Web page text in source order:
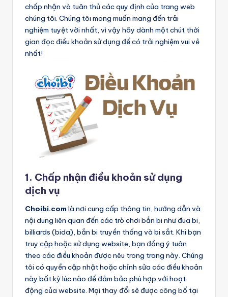
chấp nhận và tuân thủ các quy định của trang web
chúng tôi. Chúng tôi mong muốn mang đến trải
nghiệm tuyệt vời nhất, vì vậy hãy dành một chút thời
gian đọc điều khoản sử dụng để có trải nghiệm vui vẻ
nhất!
1. Chấp nhận điều khoản sử dụng
dịch vụ
Choibi.com là nơi cung cấp thông tin, hướng dẫn và
nội dung liên quan đến các trò chơi bắn bi như đua bi,
billiards (bida), bắn bi truyền thống và bi sắt. Khi bạn
truy cập hoặc sử dụng website, bạn đồng ý tuân
theo các điều khoản được nêu trong trang này. Chúng
tôi có quyền cập nhật hoặc chỉnh sửa các điều khoản
này bất kỳ lúc nào để đảm bảo phù hợp với hoạt
động của website. Mọi thay đổi sẽ được công bố tại